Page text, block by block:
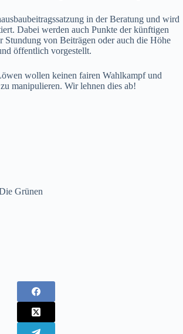
in der Beratung und wird
Dabei werden auch Punkte der künftigen
Stundung von Beiträgen oder auch die Höhe
öffentlich vorgestellt.
wollen keinen fairen Wahlkampf und
manipulieren. Wir lehnen dies ab!
Grünen